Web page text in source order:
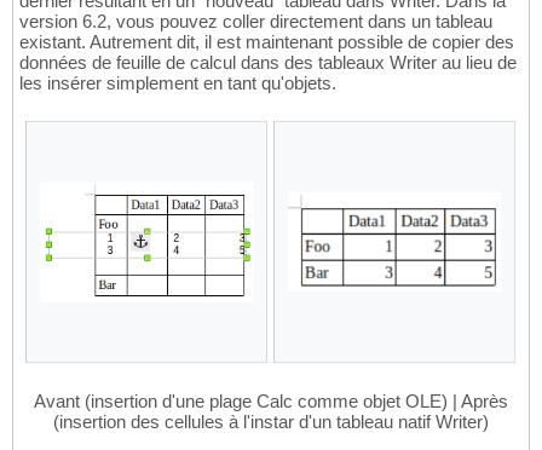
version 6.2, vous pouvez coller directement dans un tableau
existant. Autrement dit, il est maintenant possible de copier des
données de feuille de calcul dans des tableaux Writer au lieu de
les insérer simplement en tant qu'objets.
Avant (insertion d'une plage Calc comme objet OLE) | Après
(insertion des cellules à l'instar d'un tableau natif Writer)